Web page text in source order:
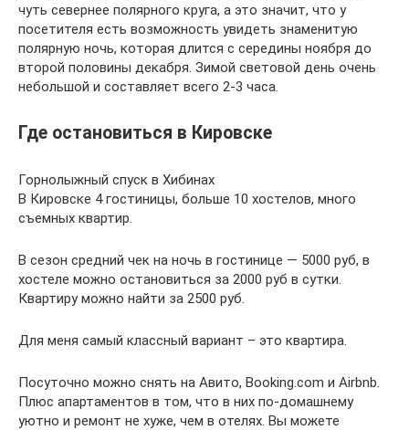
чуть севернее полярного круга, а это значит, что у
посетителя есть возможность увидеть знаменитую
полярную ночь, которая длится с середины ноября до
второй половины декабря. Зимой световой день очень
небольшой и составляет всего 2-3 часа.
Где остановиться в Кировске
Горнолыжный спуск в Хибинах
В Кировске 4 гостиницы, больше 10 хостелов, много
съемных квартир.
В сезон средний чек на ночь в гостинице — 5000 руб, в
хостеле можно остановиться за 2000 руб в сутки.
Квартиру можно найти за 2500 руб.
Для меня самый классный вариант – это квартира.
Посуточно можно снять на Авито, Booking.com и Airbnb.
Плюс апартаментов в том, что в них по-домашнему
уютно и ремонт не хуже, чем в отелях. Вы можете